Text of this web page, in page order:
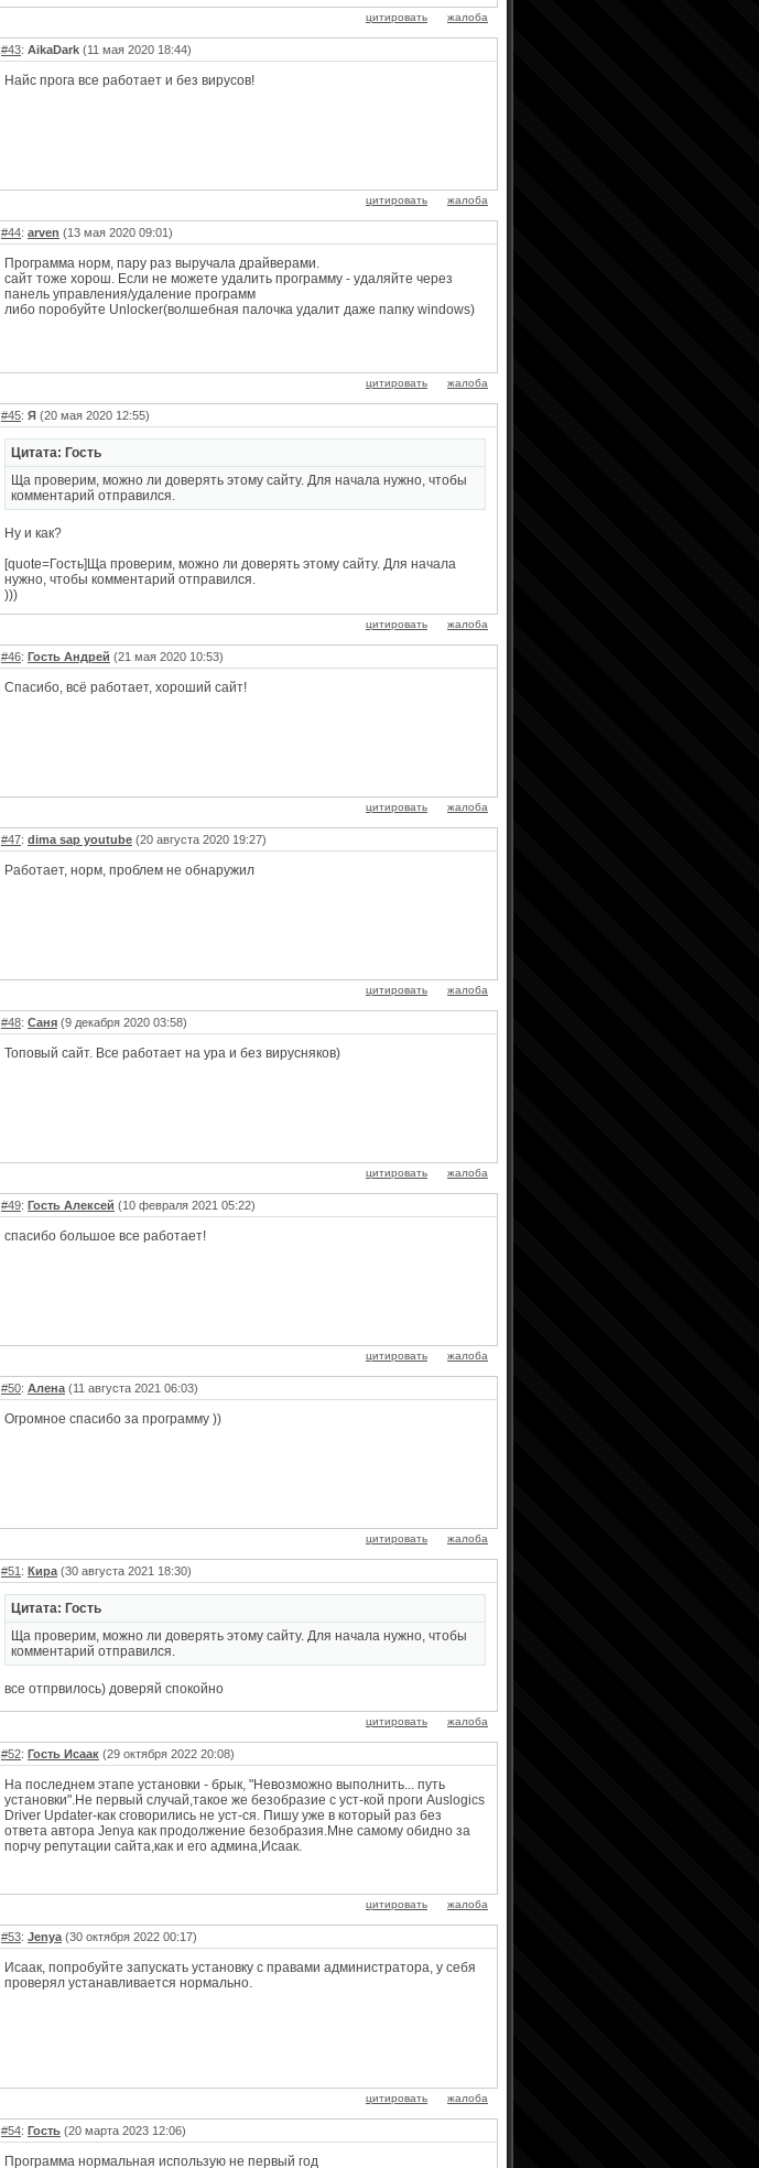
цитировать жалоба
#43: AikaDark (11 мая 2020 18:44)
Найс прога все работает и без вирусов!
цитировать жалоба
#44: arven (13 мая 2020 09:01)
Программа норм, пару раз выручала драйверами.
сайт тоже хорош. Если не можете удалить программу - удаляйте через
панель управления/удаление программ
либо поробуйте Unlocker(волшебная палочка удалит даже папку windows)
цитировать жалоба
#45: Я (20 мая 2020 12:55)
Цитата: Гость
Ща проверим, можно ли доверять этому сайту. Для начала нужно, чтобы
комментарий отправился.
Ну и как?
[quote=Гость]Ща проверим, можно ли доверять этому сайту. Для начала
нужно, чтобы комментарий отправился.
)))
цитировать жалоба
#46: Гость Андрей (21 мая 2020 10:53)
Спасибо, всё работает, хороший сайт!
цитировать жалоба
#47: dima sap youtube (20 августа 2020 19:27)
Работает, норм, проблем не обнаружил
цитировать жалоба
#48: Саня (9 декабря 2020 03:58)
Топовый сайт. Все работает на ура и без вирусняков)
цитировать жалоба
#49: Гость Алексей (10 февраля 2021 05:22)
спасибо большое все работает!
цитировать жалоба
#50: Алена (11 августа 2021 06:03)
Огромное спасибо за программу ))
цитировать жалоба
#51 : Кира (30 августа 2021 18:30)
Цитата: Гость
Ща проверим, можно ли доверять этому сайту. Для начала нужно, чтобы
комментарий отправился.
все отпрвилось) доверяй спокойно
цитировать жалоба
#52: Гость Исаак (29 октября 2022 20:08)
На последнем этапе установки - брык, "Невозможно выполнить... путь
установки".Не первый случай,такое же безобразие с уст-кой проги Auslogics
Driver Updater-как сговорились не уст-ся. Пишу уже в который раз без
ответа автора Jenya как продолжение безобразия.Мне самому обидно за
порчу репутации сайта,как и его админа,Исаак.
цитировать жалоба
#53: Jenya (30 октября 2022 00:17)
Исаак, попробуйте запускать установку с правами администратора, у себя
проверял устанавливается нормально.
цитировать жалоба
#54: Гость (20 марта 2023 12:06)
Программа нормальная использую не первый год